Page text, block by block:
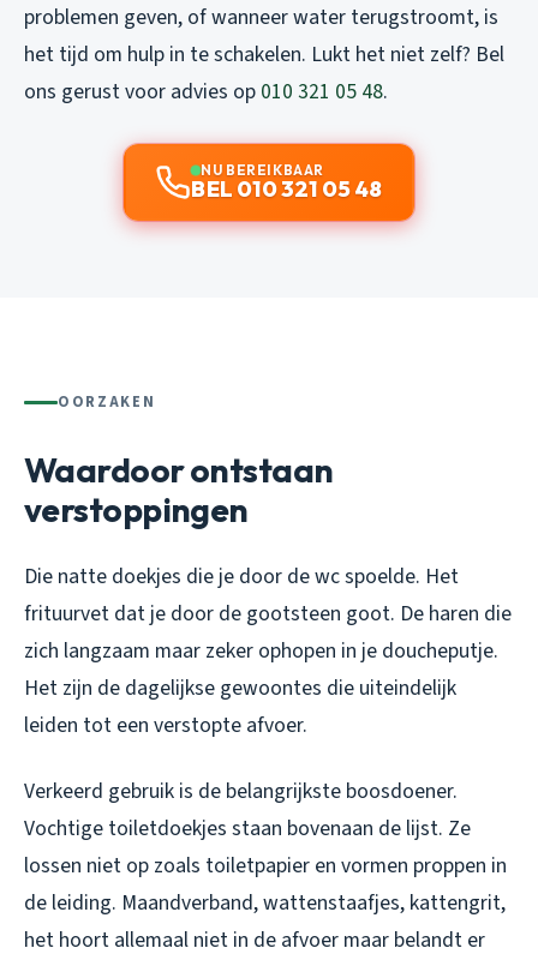
problemen geven, of wanneer water terugstroomt, is
het tijd om hulp in te schakelen. Lukt het niet zelf? Bel
ons gerust voor advies op 010 321 05 48.
NU BEREIKBAAR
BEL 010 321 05 48
OORZAKEN
Waardoor ontstaan
verstoppingen
Die natte doekjes die je door de wc spoelde. Het
frituurvet dat je door de gootsteen goot. De haren die
zich langzaam maar zeker ophopen in je doucheputje.
Het zijn de dagelijkse gewoontes die uiteindelijk
leiden tot een verstopte afvoer.
Verkeerd gebruik is de belangrijkste boosdoener.
Vochtige toiletdoekjes staan bovenaan de lijst. Ze
lossen niet op zoals toiletpapier en vormen proppen in
de leiding. Maandverband, wattenstaafjes, kattengrit,
het hoort allemaal niet in de afvoer maar belandt er